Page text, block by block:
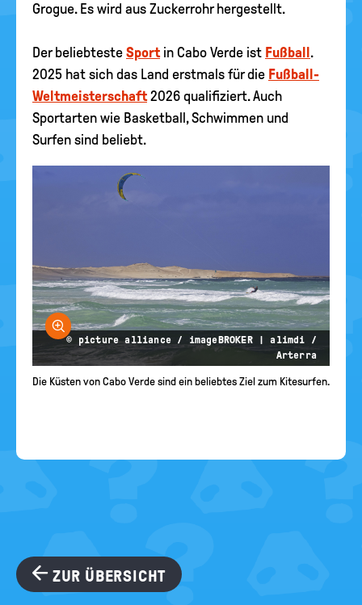
Grogue. Es wird aus Zuckerrohr hergestellt.
Der beliebteste Sportin Cabo Verde ist Fußball .
2025 hat sich das Land erstmals für die Fußball-
Weltmeisterschaft2026 qualifiziert. Auch
Sportarten wie Basketball, Schwimmen und
Surfen sind beliebt.
Bild vergrößern
© picture alliance / imageBROKER | alimdi /
Arterra
Die Küsten von Cabo Verde sind ein beliebtes Ziel zum Kitesurfen.
ZUR ÜBERSICHT